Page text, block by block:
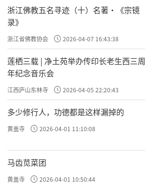
浙江佛教五名寻迹（十）名著·《宗镜
录》
浙江省佛教协会 2026-04-07 16:43:38
莲栖三载 | 净土苑举办传印长老生西三周
年纪念音乐会
江西庐山东林寺 2026-04-05 22:20:43
多少修行人，功德都是这样漏掉的
黄盖寺 2026-04-01 11:10:08
马齿苋菜团
黄盖寺 2026-04-01 10:50:44